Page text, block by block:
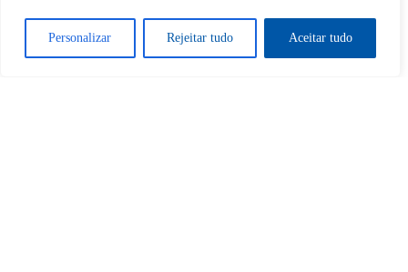
Personalizar Rejeitar tudo Aceitar tudo
Desbloquear esquerda : 0